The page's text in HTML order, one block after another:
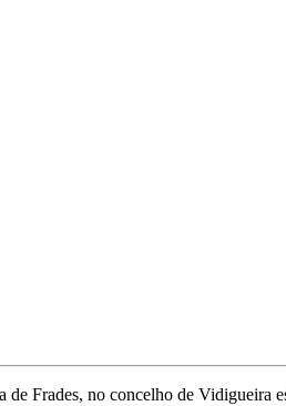
Frades, no concelho de Vidigueira